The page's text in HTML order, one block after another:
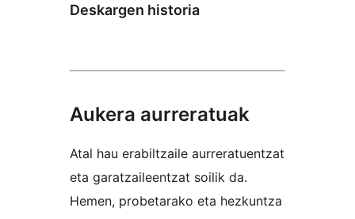
Deskargen historia
Aukera aurreratuak
Atal hau erabiltzaile aurreratuentzat
eta garatzaileentzat soilik da.
Hemen, probetarako eta hezkuntza